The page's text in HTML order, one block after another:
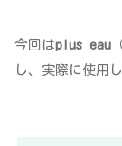
今回はplus eau （
し、実際に使用